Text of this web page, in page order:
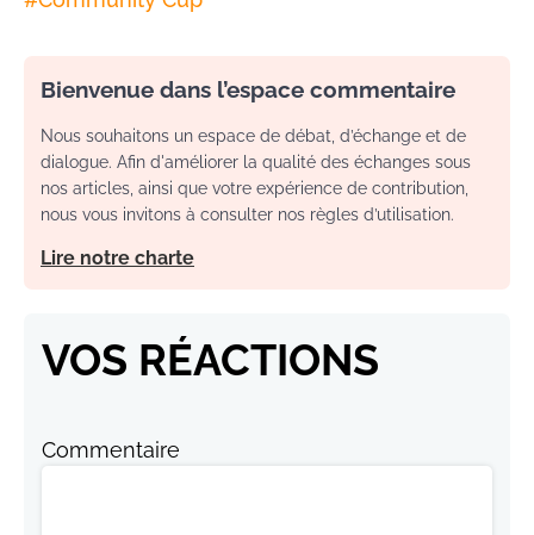
Bienvenue dans l’espace commentaire
Nous souhaitons un espace de débat, d’échange et de
dialogue. Afin d'améliorer la qualité des échanges sous
nos articles, ainsi que votre expérience de contribution,
nous vous invitons à consulter nos règles d’utilisation.
Lire notre charte
VOS RÉACTIONS
Commentaire